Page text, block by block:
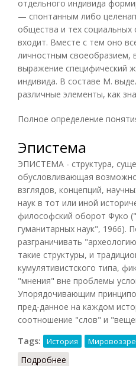
отдельного индивида
— спонтанным либо
общества и тех
входит. Вместе с тем оно
личностным своеобразием,
выражение специфический
индивида. В составе М.
различные элементы, как
Полное определение
Эпистема
ЭПИСТЕМА - структура,
обусловливающая
взглядов, концепций,
наук в тот или иной
философский оборот Фуко
гуманитарных наук", 1966).
разграничивать
такие структуры, и
кумулятивистского типа,
"мнения" вне проблемы
Упорядочивающим
пред-данное на каждом
соотношение "слов" и
Tags:
История
Подробнее